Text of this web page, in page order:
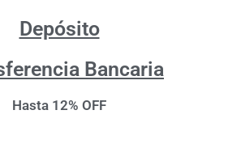
Depósito
Bancaria
Hasta 12% OFF